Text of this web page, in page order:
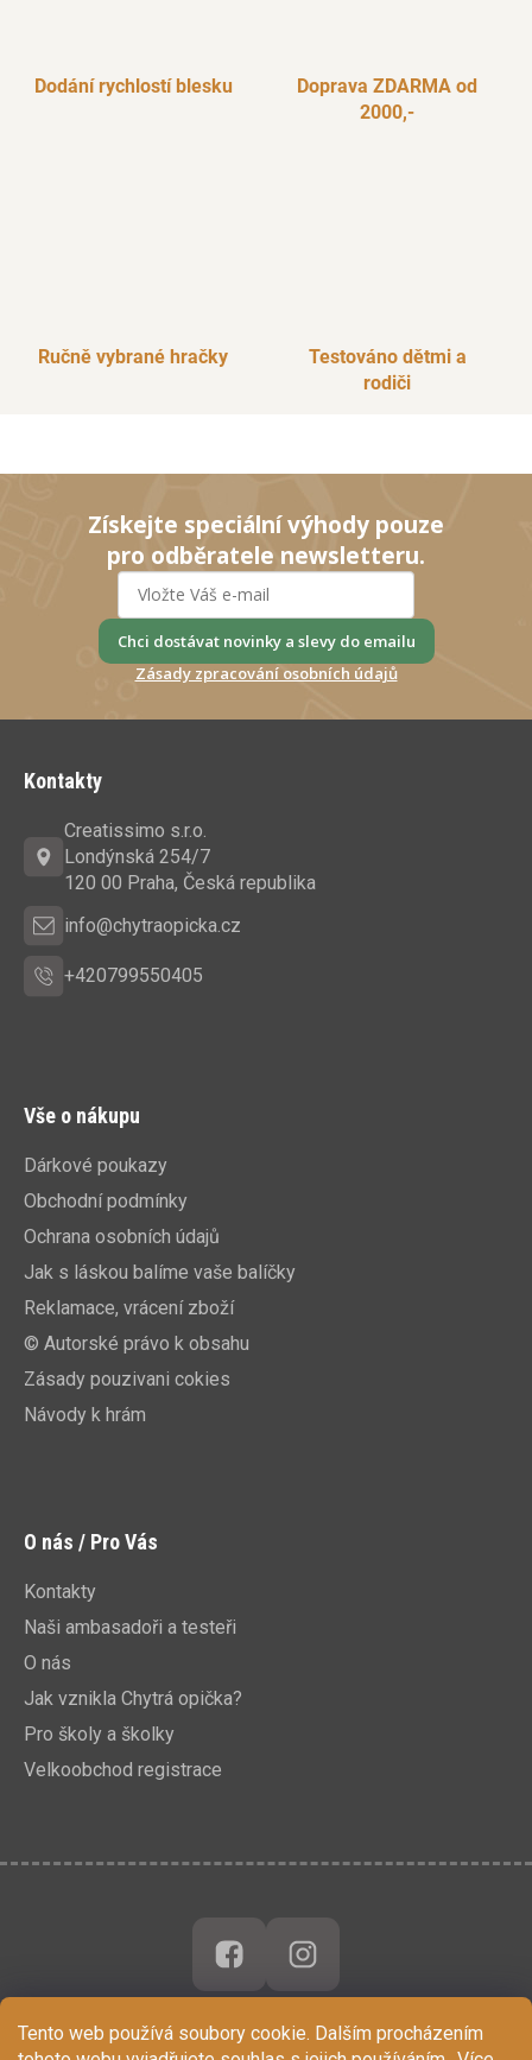
Tento web používá soubory cookie. Dalším procházením
Dodání rychlostí blesku
Doprava ZDARMA od
2000,-
Ručně vybrané hračky
Testováno dětmi a
rodiči
Získejte speciální výhody pouze
pro odběratele newsletteru.
Chci dostávat novinky a slevy do emailu
Zásady zpracování osobních údajů
Kontakty
Creatissimo s.r.o.
Londýnská 254/7
120 00 Praha, Česká republika
info@chytraopicka.cz
+420799550405
Vše o nákupu
Dárkové poukazy
Obchodní podmínky
Ochrana osobních údajů
Jak s láskou balíme vaše balíčky
Reklamace, vrácení zboží
© Autorské právo k obsahu
Zásady pouzivani cokies
Návody k hrám
O nás / Pro Vás
Kontakty
Naši ambasadoři a testeři
O nás
Jak vznikla Chytrá opička?
Pro školy a školky
Velkoobchod registrace